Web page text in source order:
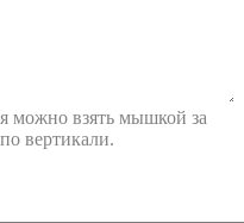
можно взять мышкой за
вертикали.